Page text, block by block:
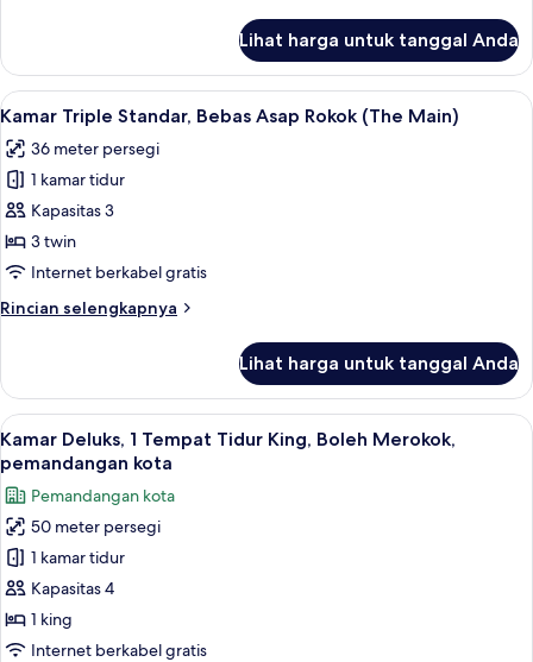
(TheMain/cannot
promise
Restaurant
RSV)
Kamar
Twin
Standar,
Asap
Rokok
promise
Restaurant
RSV)
Lihat harga untuk tanggal Anda
Lihat
semua
foto
untuk
Kamar
Triple
Standar,
Asap
Main)
Kamar Triple Standar, Bebas Asap
3
Kamar Triple Standar, Bebas Asap Rokok (The Main)
36 meter persegi
1 kamar tidur
Kapasitas 3
3 twin
Internet berkabel gratis
Rincian selengkapnya
Rincian
Kamar
Triple
Standar,
Bebas
Asap
Rokok
(The
Main)
Lihat harga untuk tanggal Anda
Lihat
semua
foto
untuk
Kamar
Deluks,
1
Tempat
Tidur
Kamar Deluks, 1 Tempat Tidur King,
1
Kamar Deluks, 1 Tempat Tidur King, Boleh Merokok,
pemandangan kota
Pemandangan kota
50 meter persegi
1 kamar tidur
Kapasitas 4
1 king
Internet berkabel gratis